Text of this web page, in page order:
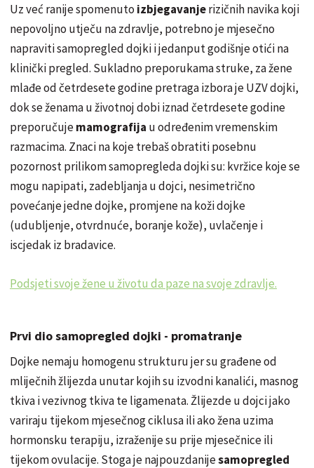
Uz već ranije spomenuto izbjegavanjerizičnih navikakoji
nepovoljno utječu na zdravlje, potrebno je mjesečno
napraviti samopregled dojki i jedanput godišnje otići na
klinički pregled. Sukladno preporukama struke, za žene
mlađe od četrdesete godine pretraga izbora je UZV dojki,
dok se ženama u životnoj dobi iznad četrdesete godine
preporučujemamografija u određenim vremenskim
razmacima. Znaci na koje trebaš obratiti posebnu
pozornost prilikom samopregleda dojki su: kvržice koje se
mogu napipati, zadebljanja u dojci, nesimetrično
povećanje jedne dojke, promjene na koži dojke
(udubljenje, otvrdnuće, boranje kože), uvlačenje i
iscjedak iz bradavice.
Podsjeti svoje žene u životu da paze na svoje zdravlje.
Prvi dio samopregled dojki - promatranje
Dojke nemaju homogenu strukturu jer su građene od
mliječnih žlijezda unutar kojih su izvodni kanalići, masnog
tkiva i vezivnog tkiva te ligamenata. Žlijezde u dojci jako
variraju tijekom mjesečnog ciklusa ili ako žena uzima
hormonsku terapiju, izraženije su prije mjesečnice ili
tijekom ovulacije. Stoga je najpouzdanijesamopregled